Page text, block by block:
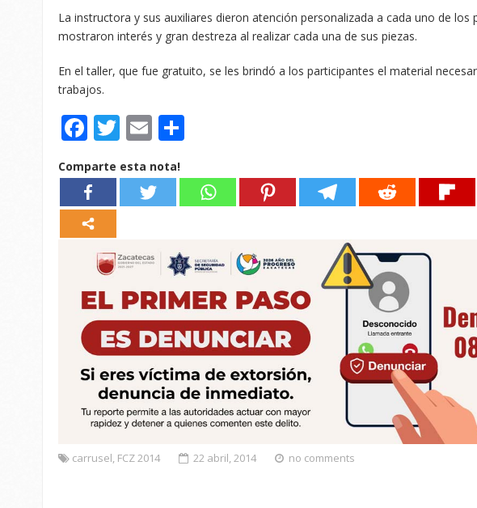
La instructora y sus auxiliares dieron atención personalizada a cada uno de los
mostraron interés y gran destreza al realizar cada una de sus piezas.
En el taller, que fue gratuito, se les brindó a los participantes el material
trabajos.
Facebook
Twitter
Email
Comparte esta nota!
carrusel, FCZ 2014 22 abril, 2014 no comments